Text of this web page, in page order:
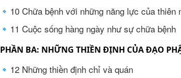
10 Chữa bệnh với những năng lực của thiên
11 Cuộc sống hàng ngày như sự chữa bệnh
PHẦN BA: NHỮNG THIỀN ĐỊNH CỦA ĐẠO
12 Những thiền định chỉ và quán